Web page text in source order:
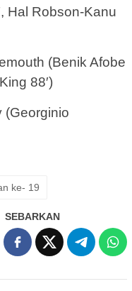
Hal Robson-Kanu
(Benik Afobe
88′)
(Georginio
ke- 19
SEBARKAN